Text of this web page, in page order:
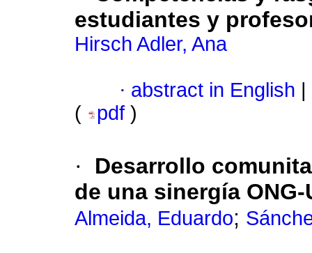
estudiantes y
Hirsch Adler, Ana
· abstract in English
(
pdf )
·
Desarrollo
de una sinergía
Almeida, Eduardo;